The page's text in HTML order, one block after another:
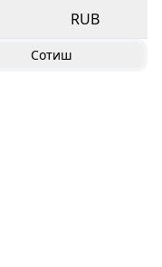
RUB
Сотиш